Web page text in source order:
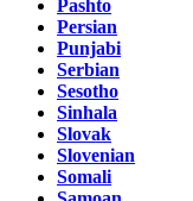
Pashto
Persian
Punjabi
Serbian
Sesotho
Sinhala
Slovak
Slovenian
Somali